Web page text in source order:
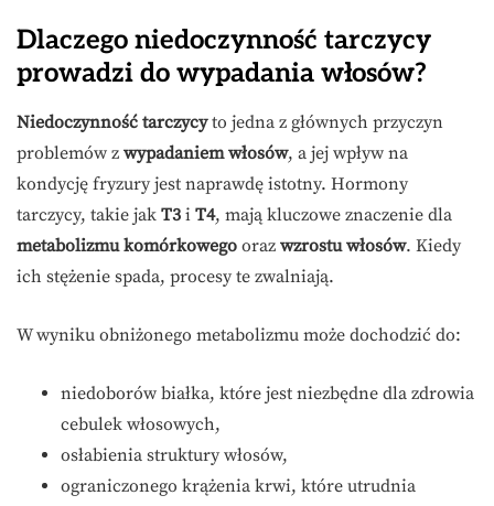
Dlaczego niedoczynność tarczycy
prowadzi do wypadania włosów?
Niedoczynność tarczycyto jedna z głównych przyczyn
problemów z wypadaniem włosów, a jej wpływ na
kondycję fryzury jest naprawdę istotny. Hormony
tarczycy, takie jak T3 i T4, mają kluczowe znaczenie dla
metabolizmu komórkowego oraz wzrostu włosów. Kiedy
ich stężenie spada, procesy te zwalniają.
W wyniku obniżonego metabolizmu może dochodzić do:
niedoborów białka, które jest niezbędne dla zdrowia
cebulek włosowych,
osłabienia struktury włosów,
ograniczonego krążenia krwi, które utrudnia